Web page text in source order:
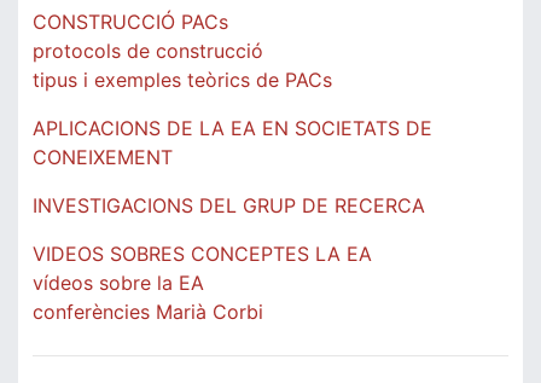
CONSTRUCCIÓ PACs
protocols de construcció
tipus i exemples teòrics de PACs
APLICACIONS DE LA EA EN SOCIETATS DE
CONEIXEMENT
INVESTIGACIONS DEL GRUP DE RECERCA
VIDEOS SOBRES CONCEPTES LA EA
vídeos sobre la EA
conferències Marià Corbi